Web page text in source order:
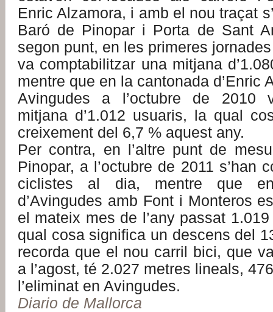
Enric Alzamora, i amb el nou traçat
Baró de Pinopar i Porta de Sant
segon punt, en les primeres
va comptabilitzar una mitjana
mentre que en la cantonada d’Enric
Avingudes a l’octubre de 2010
mitjana d’1.012 usuaris, la qual
creixement del 6,7 % aquest any.
Per contra, en l’altre punt de
Pinopar, a l’octubre de 2011 s’han
ciclistes al dia, mentre que
d’Avingudes amb Font i Monteros
el mateix mes de l’any passat
qual cosa significa un descens del
recorda que el nou carril bici, que
a l’agost, té 2.027 metres lineals,
l’eliminat en Avingudes.
Diario de Mallorca